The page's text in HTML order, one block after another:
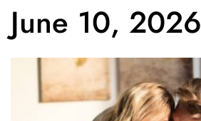
June 10, 2026